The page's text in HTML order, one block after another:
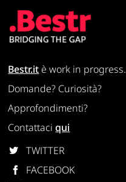
Bestr.it è work in progress.
Domande? Curiosità?
Approfondimenti?
Contattaciqui
TWITTER
FACEBOOK